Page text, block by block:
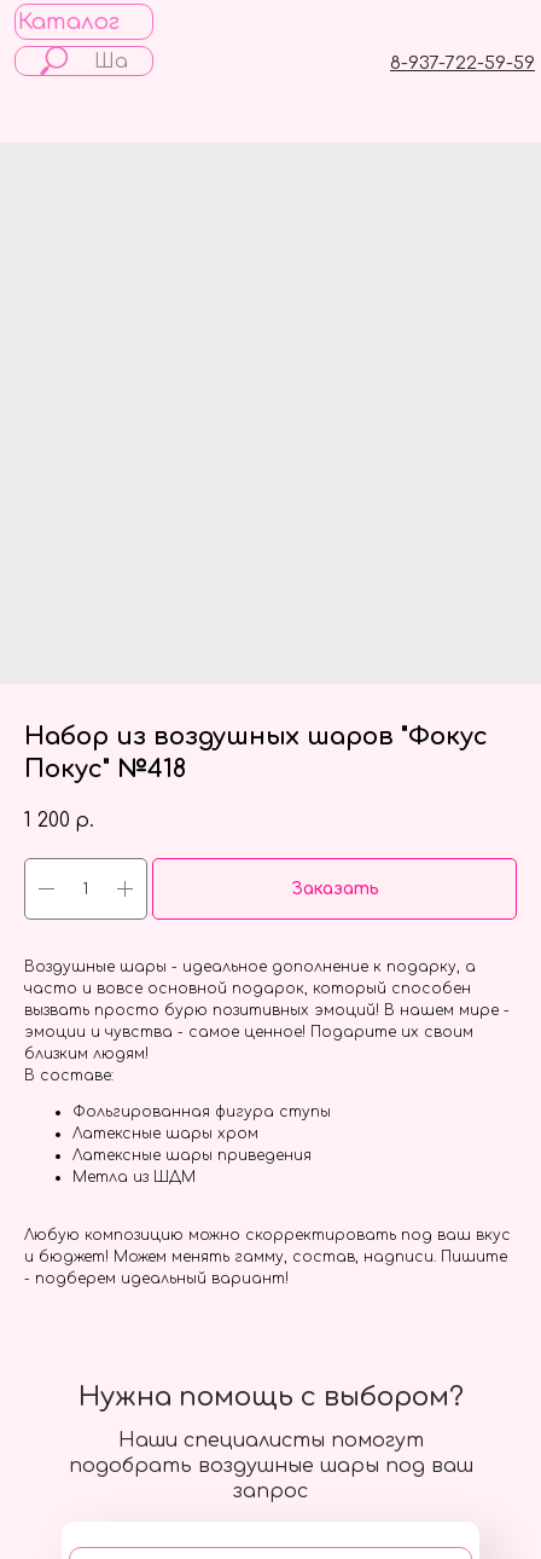
Каталог
8-937-722-59-59
Набор из воздушных шаров "Фокус
Покус" №418
1 200 р.
Заказать
Воздушные шары - идеальное дополнение к подарку, а
часто и вовсе основной подарок, который способен
вызвать просто бурю позитивных эмоций! В нашем мире -
эмоции и чувства - самое ценное! Подарите их своим
близким людям!
В составе:
Фольгированная фигура ступы
Латексные шары хром
Латексные шары приведения
Метла из ШДМ
Любую композицию можно скорректировать под ваш вкус
и бюджет! Можем менять гамму, состав, надписи. Пишите
- подберем идеальный вариант!
Наши специалисты помогут
подобрать воздушные шары под ваш
запрос
Нужна помощь с выбором?